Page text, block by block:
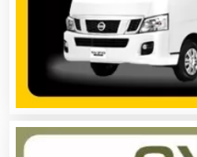
Animadores de
Aparatos y Equipos
Arquitectos